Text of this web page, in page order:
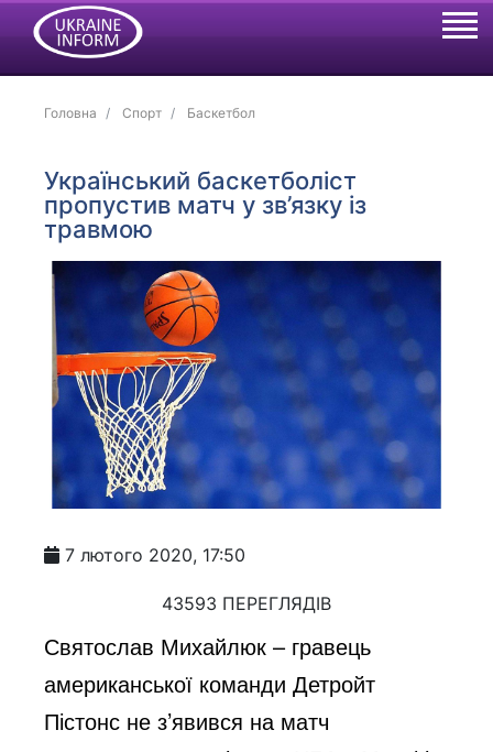
Головна Спорт Баскетбол
Український баскетболіст
пропустив матч у зв’язку із
травмою
7 лютого 2020, 17:50
43593 ПЕРЕГЛЯДІВ
Святослав Михайлюк – гравець
американської команди Детройт
Пістонс не з’явився на матч